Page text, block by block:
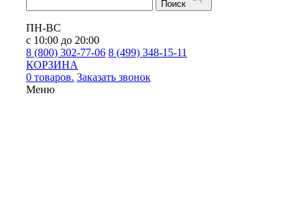
Поиск
ПН-ВС
с 10:00 до 20:00
8 (800) 302-77-06 8 (499) 348-15-11
КОРЗИНА
0 товаров. Заказать звонок
Меню